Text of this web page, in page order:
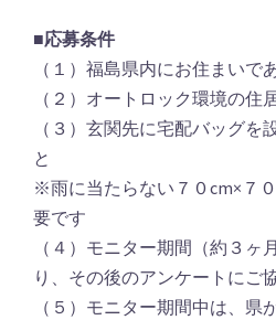
■応募条件
（１）福島県内にお住まいで
（２）オートロック環境の住
（３）玄関先に宅配バッグを
と
※雨に当たらない７０cm×７
要です
（４）モニター期間（約３ヶ
り、その後のアンケートにご
（５）モニター期間中は、県